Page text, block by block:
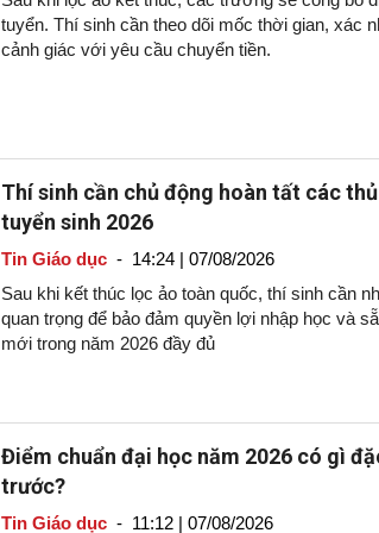
tuyển. Thí sinh cần theo dõi mốc thời gian, xác
cảnh giác với yêu cầu chuyển tiền.
Thí sinh cần chủ động hoàn tất các
tuyển sinh 2026
Tin Giáo dục- 14:24 | 07/08/2026
Sau khi kết thúc lọc ảo toàn quốc, thí sinh cần
quan trọng để bảo đảm quyền lợi nhập học và
mới trong năm 2026 đầy đủ
Điểm chuẩn đại học năm 2026 có gì
trước?
Tin Giáo dục- 11:12 | 07/08/2026